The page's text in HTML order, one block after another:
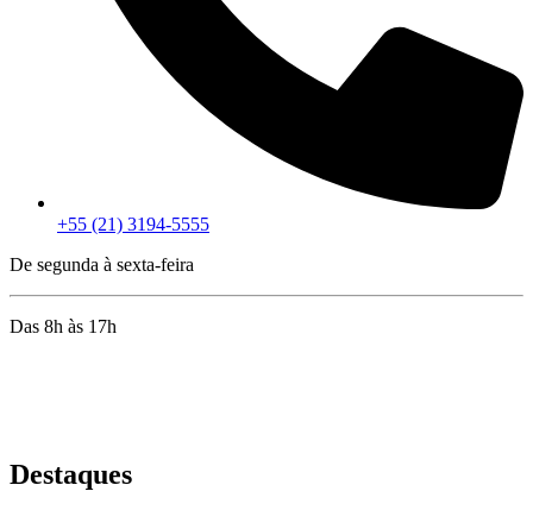
+55 (21) 3194-5555
De segunda à sexta-feira
Das 8h às 17h
Destaques